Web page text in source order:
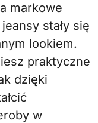
markowe
stały się
lookiem.
praktyczne
dzięki
w